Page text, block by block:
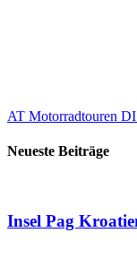
AT Motorradtouren
Neueste Beiträge
Insel Pag